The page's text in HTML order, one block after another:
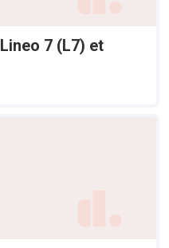
7 (L7) et